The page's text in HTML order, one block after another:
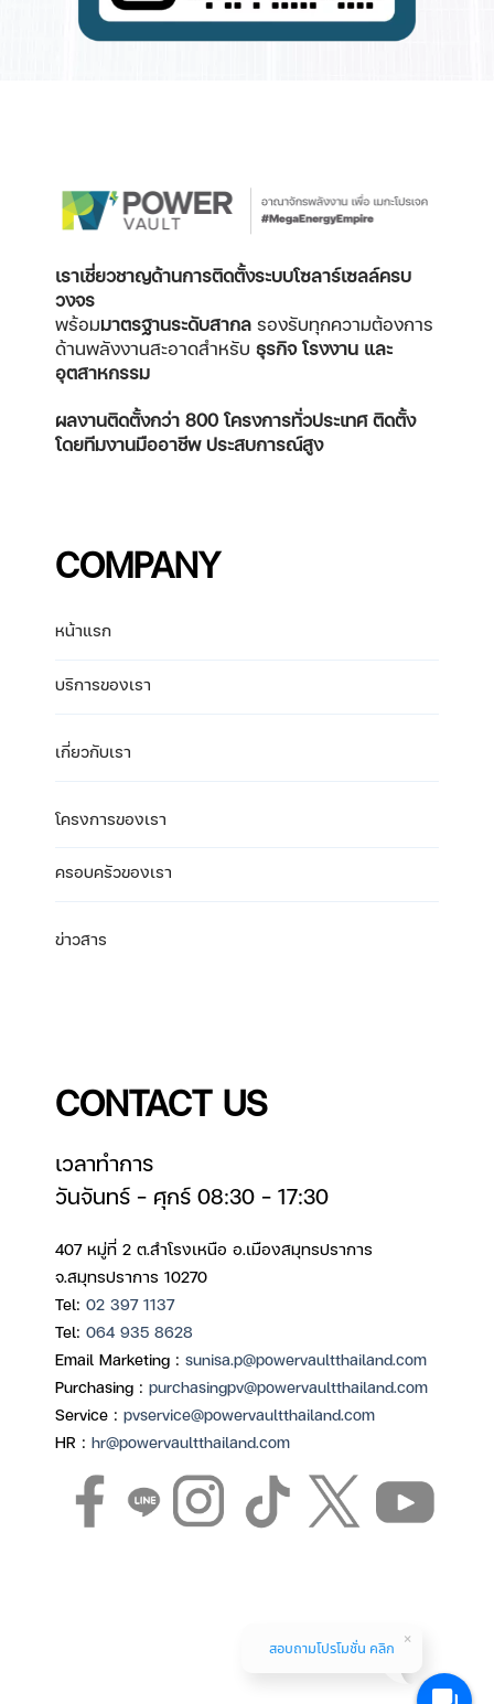
เราเชี่ยวชาญด้านการติดตั้งระบบโซลาร์เซลล์ครบ
วงจร
พร้อมมาตรฐานระดับสากล รองรับทุกความต้องการ
ด้านพลังงานสะอาดสำหรับ ธุรกิจ โรงงาน และ
อุตสาหกรรม
ผลงานติดตั้งกว่า 800 โครงการทั่วประเทศติดตั้ง
โดยทีมงานมืออาชีพ ประสบการณ์สูง
COMPANY
หน้าแรก
บริการของเรา
เกี่ยวกับเรา
โครงการของเรา
ครอบครัวของเรา
ข่าวสาร
CONTACT US
เวลาทำการ
วันจันทร์ – ศุกร์ 08:30 – 17:30
407 หมู่ที่ 2 ต.สำโรงเหนือ อ.เมืองสมุทรปราการ
จ.สมุทรปราการ 10270
Tel: 02 397 1137
Tel: 064 935 8628
Email Marketing : sunisa.p@powervaultthailand.com
Purchasing : purchasingpv@powervaultthailand.com
Service : pvservice@powervaultthailand.com
HR : hr@powervaultthailand.com
สอบถามโปรโมชั่น คลิก